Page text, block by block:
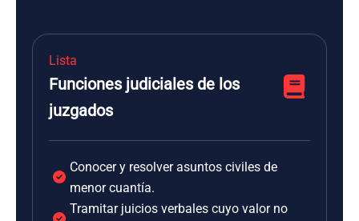
Lista
Funciones judiciales de los
juzgados
Conocer y resolver asuntos civiles de
menor cuantía.
Tramitar juicios verbales cuyo valor no